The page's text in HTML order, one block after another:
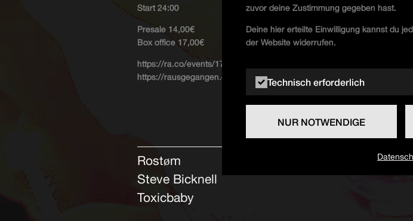
Start 24:00
Presale 14,00€
Box office 17,00€
https://ra.co/events/1745747
https://rausgegangen.de/events/tresorwest-klubnacht-36/
Rostøm
Steve Bicknell
Toxicbaby
zuvor deine Zustimmung gegeben hast.
Deine hier erteilte Einwilligung kannst du
der Website widerrufen.
Technisch erforderlich
NUR NOTWENDIGE